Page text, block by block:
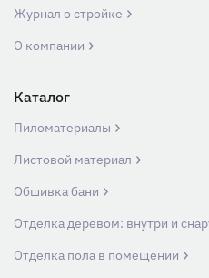
Журнал о стройке
О компании
Каталог
Пиломатериалы
Листовой материал
Обшивка бани
Отделка деревом: внутри и
Отделка пола в помещении